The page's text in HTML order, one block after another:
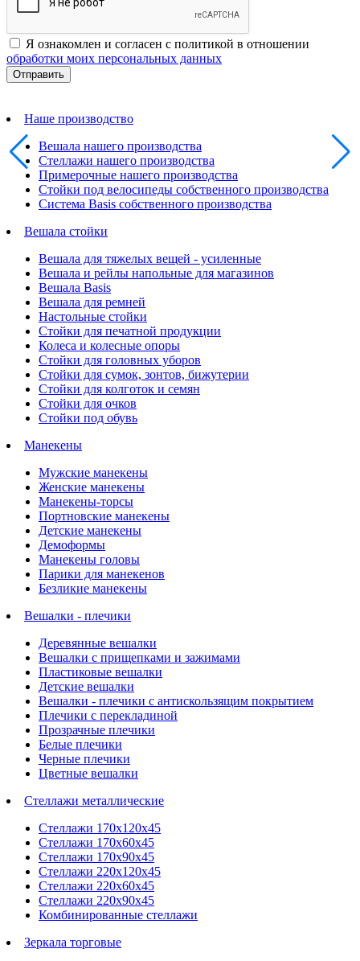
Я ознакомлен и согласен с политикой в отношении
обработки моих персональных данных
Наше производство
Вешала нашего производства
Стеллажи нашего производства
Примерочные нашего производства
Стойки под велосипеды собственного производства
Система Basis собственного производства
Вешала стойки
Вешала для тяжелых вещей - усиленные
Вешала и рейлы напольные для магазинов
Вешала Basis
Вешала для ремней
Настольные стойки
Стойки для печатной продукции
Колеса и колесные опоры
Стойки для головных уборов
Стойки для сумок, зонтов, бижутерии
Стойки для колготок и семян
Стойки для очков
Стойки под обувь
Манекены
Мужские манекены
Женские манекены
Манекены-торсы
Портновские манекены
Детские манекены
Демоформы
Манекены головы
Парики для манекенов
Безликие манекены
Вешалки - плечики
Деревянные вешалки
Вешалки с прищепками и зажимами
Пластиковые вешалки
Детские вешалки
Вешалки - плечики с антискользящим покрытием
Плечики с перекладиной
Прозрачные плечики
Белые плечики
Черные плечики
Цветные вешалки
Стеллажи металлические
Стеллажи 170х120х45
Стеллажи 170х60х45
Стеллажи 170х90х45
Стеллажи 220х120х45
Стеллажи 220х60х45
Стеллажи 220х90х45
Комбинированные стеллажи
Зеркала торговые